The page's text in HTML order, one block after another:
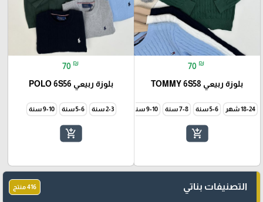
70 ₪
بلوزة ربيعي TOMMY 6S58
18-24 شهر 5-6 سنة 7-8 سنة 9-10 سنة
add_shopping_cart
70 ₪
بلوزة ربيعي POLO 6S56
2-3 سنة 5-6 سنة 9-10 سنة
add_shopping_cart
التصنيفات بناتي 416 منتج